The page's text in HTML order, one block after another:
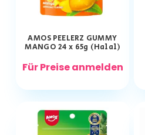
AMOS PEELERZ GUMMY
MANGO 24 x 65g (Halal)
Für Preise anmelden